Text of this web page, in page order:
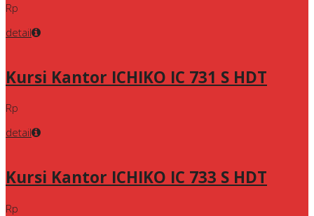
Rp
detail
Kursi Kantor ICHIKO IC 731 S HDT
Rp
detail
Kursi Kantor ICHIKO IC 733 S HDT
Rp